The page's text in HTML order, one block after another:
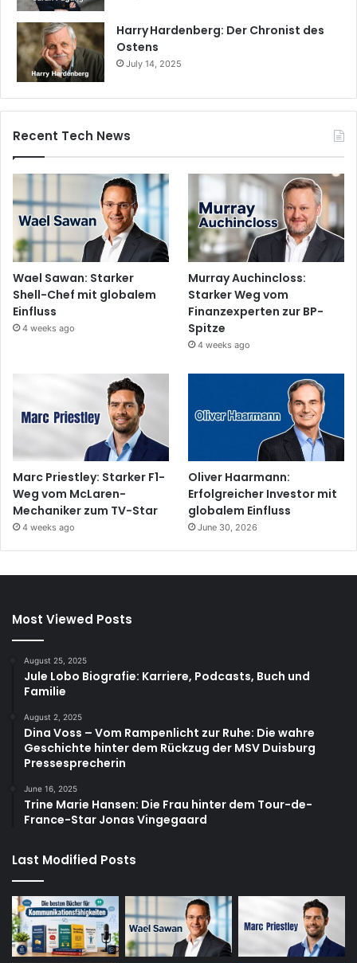
Harry Hardenberg: Der Chronist des
Ostens
July 14, 2025
Recent Tech News
Wael Sawan: Starker
Shell-Chef mit globalem
Einfluss
4 weeks ago
Murray Auchincloss:
Starker Weg vom
Finanzexperten zur BP-
Spitze
4 weeks ago
Marc Priestley: Starker F1-
Weg vom McLaren-
Mechaniker zum TV-Star
4 weeks ago
Oliver Haarmann:
Erfolgreicher Investor mit
globalem Einfluss
June 30, 2026
Most Viewed Posts
August 25, 2025
Jule Lobo Biografie: Karriere, Podcasts, Buch und
Familie
August 2, 2025
Dina Voss – Vom Rampenlicht zur Ruhe: Die wahre
Geschichte hinter dem Rückzug der MSV Duisburg
Pressesprecherin
June 16, 2025
Trine Marie Hansen: Die Frau hinter dem Tour-de-
France-Star Jonas Vingegaard
Last Modified Posts